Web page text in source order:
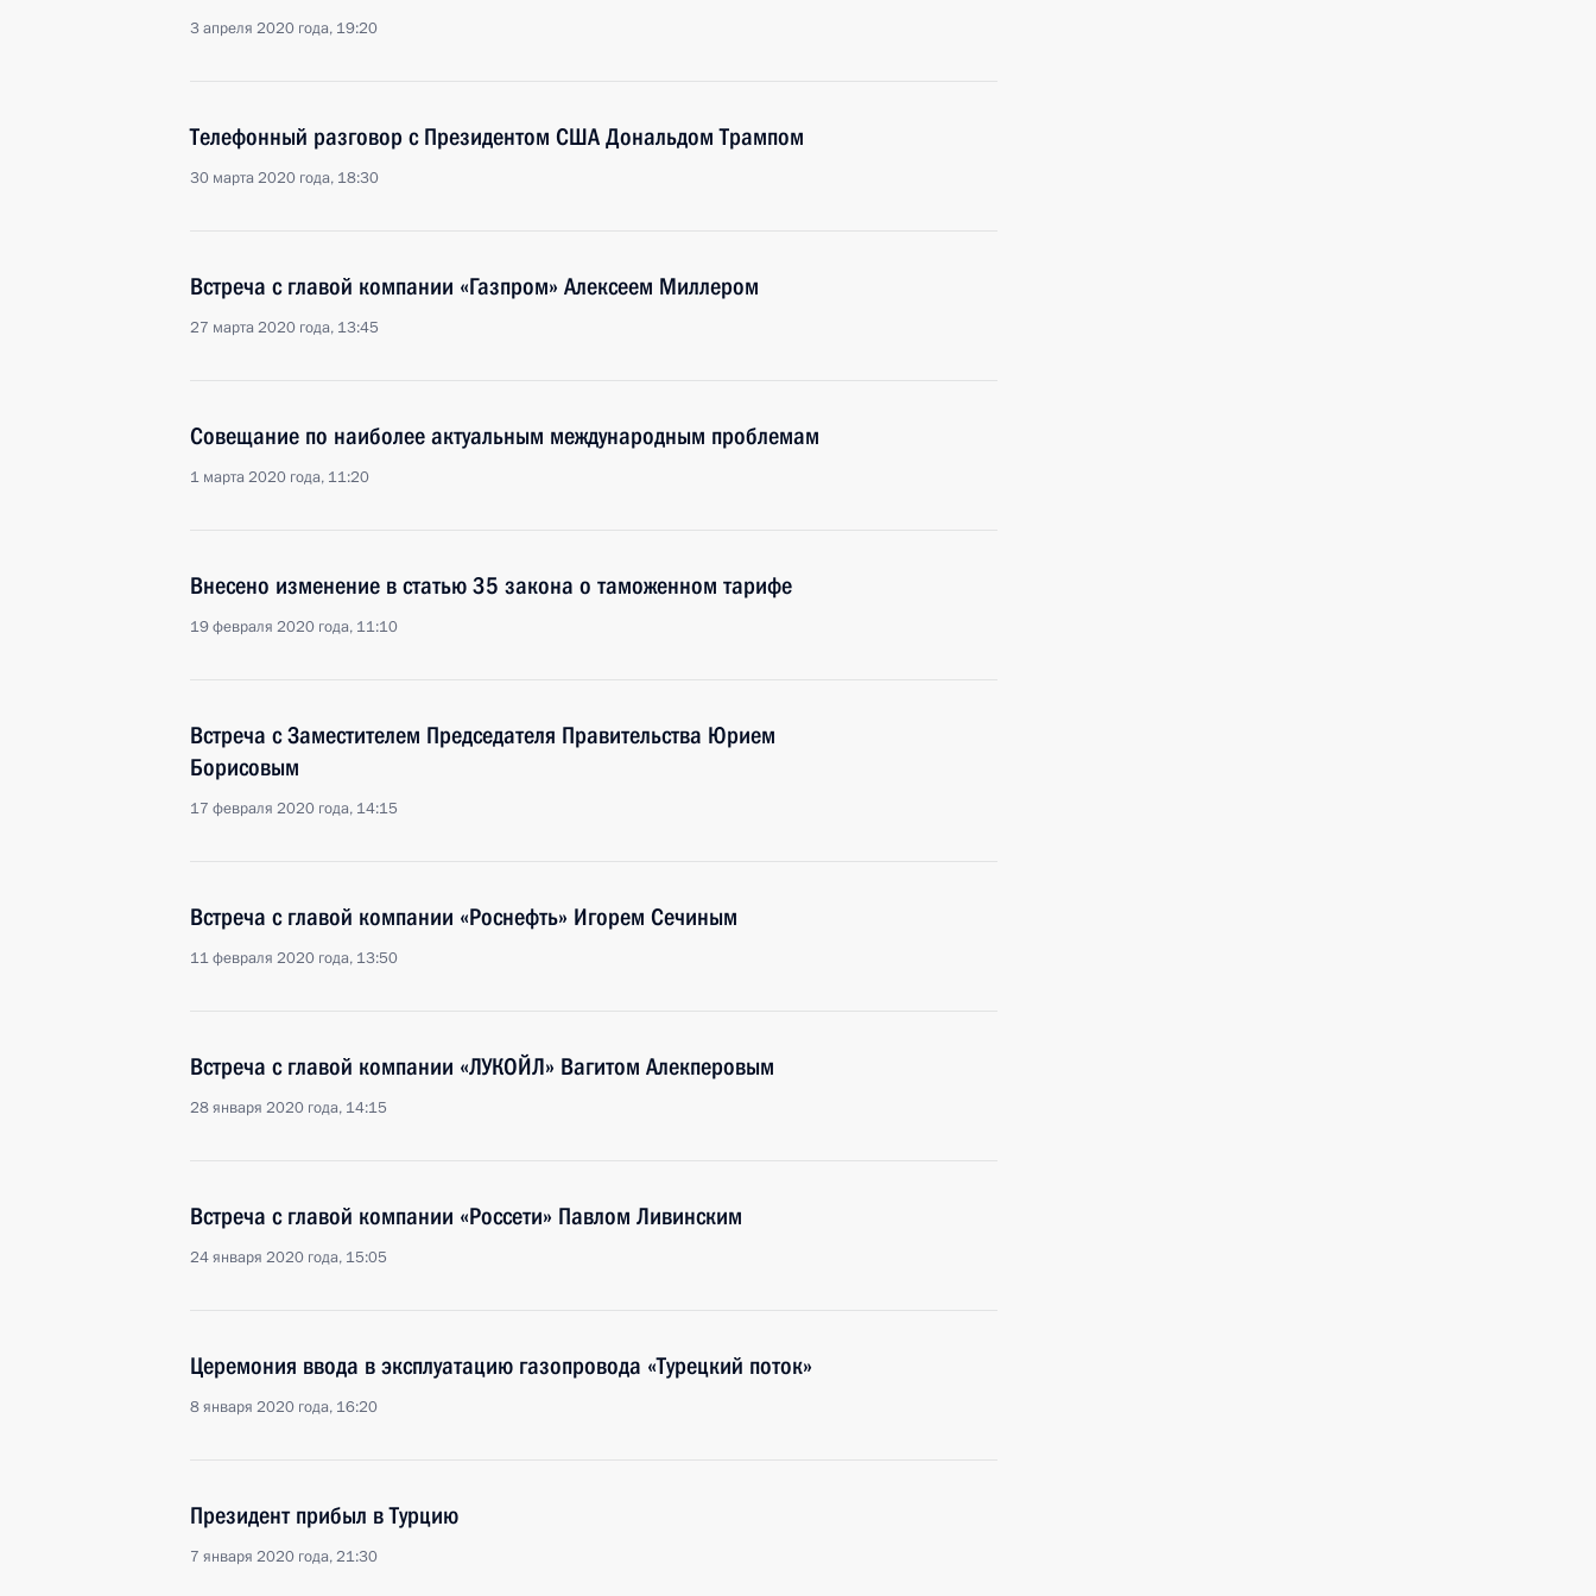
3 апреля 2020 года, 19:20
Телефонный разговор с Президентом США Дональдом Трампом
30 марта 2020 года, 18:30
Встреча с главой компании «Газпром» Алексеем Миллером
27 марта 2020 года, 13:45
Совещание по наиболее актуальным международным проблемам
1 марта 2020 года, 11:20
Внесено изменение в статью 35 закона о таможенном тарифе
19 февраля 2020 года, 11:10
Встреча с Заместителем Председателя Правительства Юрием
Борисовым
17 февраля 2020 года, 14:15
Встреча с главой компании «Роснефть» Игорем Сечиным
11 февраля 2020 года, 13:50
Встреча с главой компании «ЛУКОЙЛ» Вагитом Алекперовым
28 января 2020 года, 14:15
Встреча с главой компании «Россети» Павлом Ливинским
24 января 2020 года, 15:05
Церемония ввода в эксплуатацию газопровода «Турецкий поток»
8 января 2020 года, 16:20
Президент прибыл в Турцию
7 января 2020 года, 21:30